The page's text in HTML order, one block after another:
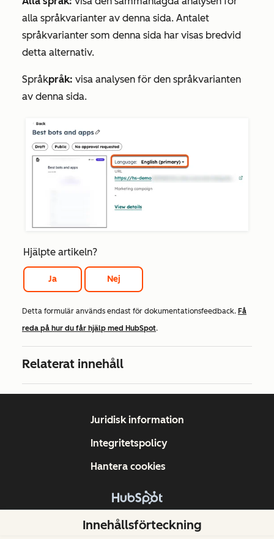
alla språkvarianter av denna sida. Antalet
språkvarianter som denna sida har visas bredvid
detta alternativ.
Språkpråk: visa analysen för den språkvarianten
av denna sida.
Hjälpte artikeln?
Ja Nej
Detta formulär används endast för dokumentationsfeedback. Få
reda på hur du får hjälp med HubSpot.
Relaterat innehåll
Innehållsförteckning
Copyright © 2026 HubSpot, Inc.
Juridisk information
Integritetspolicy
Hantera cookies